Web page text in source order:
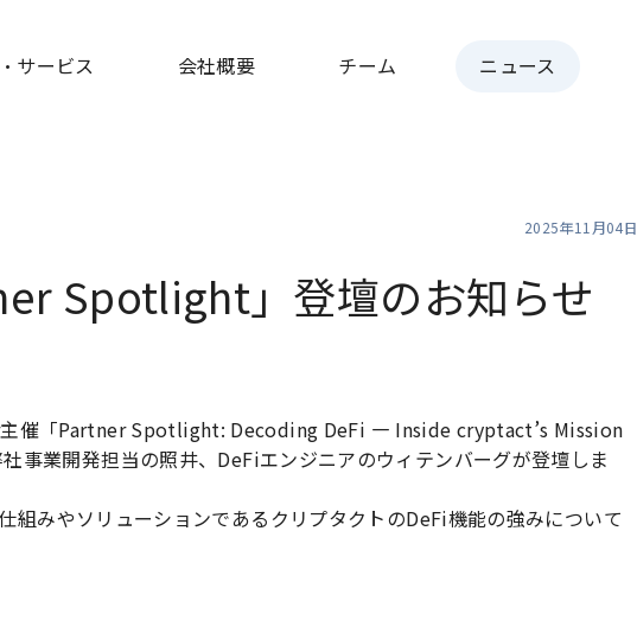
サービス 会社概要 チーム ニュース
2025年11月04日
Spotlight」登壇のお知らせ
主催「Partner Spotlight: Decoding DeFi — Inside cryptact’s Mission
事業開発担当の照井、DeFiエンジニアのウィテンバーグが登壇しま
組みやソリューションであるクリプタクトのDeFi機能の強みについて